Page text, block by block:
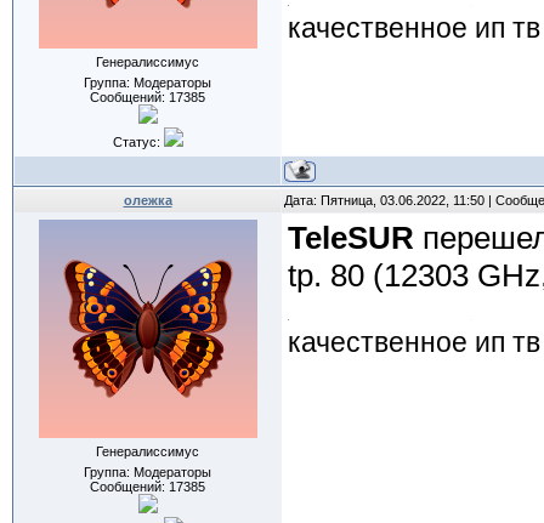
Генералиссимус
Группа: Модераторы
Сообщений: 17385
Статус:
качественное ип
олежка Дата: Пятница, 03.06.2022, 11:50 |
Генералиссимус
Группа: Модераторы
Сообщений: 17385
TeleSUR
tp. 80 (12303
качественное ип